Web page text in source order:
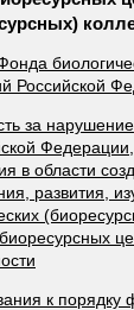
Российской
за нарушение
Федерации,
в области
развития,
к порядку